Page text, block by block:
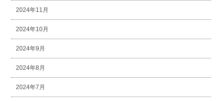
2024年11月
2024年10月
2024年9月
2024年8月
2024年7月